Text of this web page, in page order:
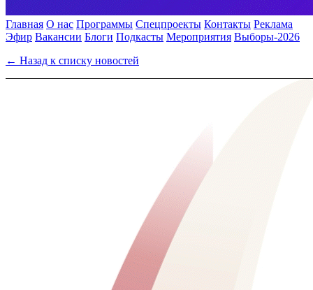
Главная О нас Программы Спецпроекты Контакты Реклама
Эфир Вакансии Блоги Подкасты Мероприятия Выборы-2026
← Назад к списку новостей